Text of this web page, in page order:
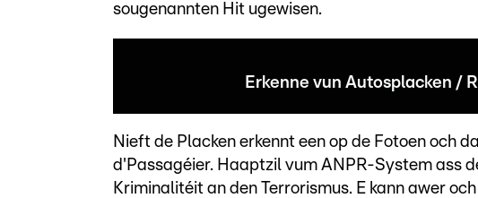
sougenannten Hit ugewisen.
Erkenne vun Autosplacken /
Nieft de Placken erkennt een op de Fotoen och
d'Passagéier. Haaptzil vum ANPR-System ass
Kriminalitéit an den Terrorismus. E kann awer